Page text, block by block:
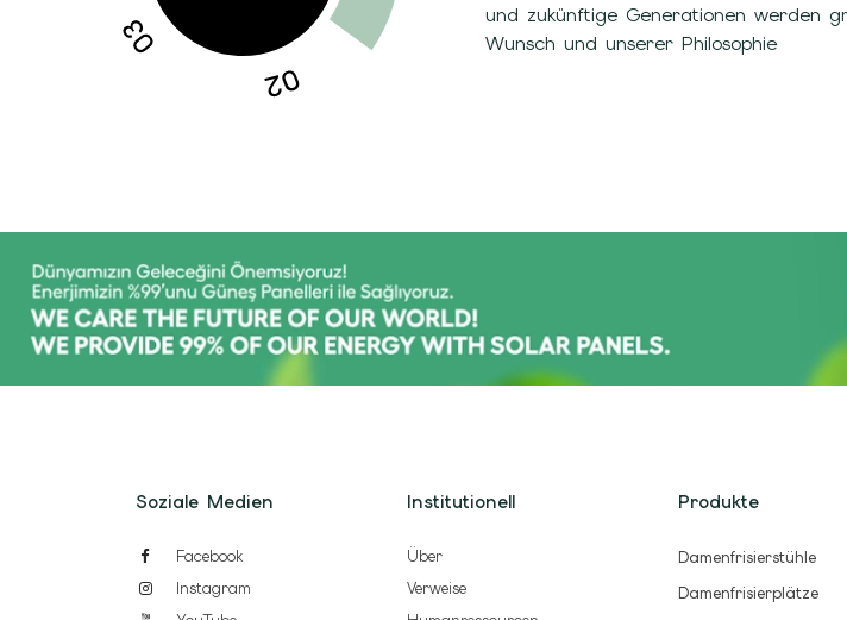
und zukünftige Generationen werden
Wunsch und unserer Philosophie
Soziale Medien
Facebook
Instagram
Institutionell
Über
Verweise
Produkte
Damenfrisierstühle
Damenfrisierplätze